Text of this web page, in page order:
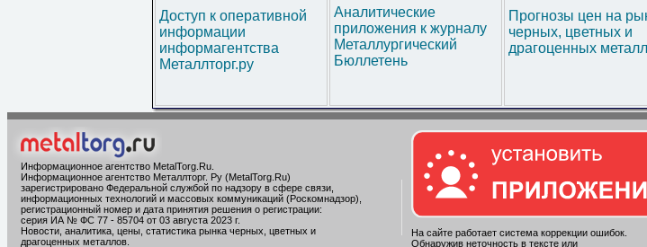
Доступ к оперативной
информации
информагентства
Металлторг.ру
Аналитические
приложения к журналу
Металлургический
Бюллетень
Прогнозы цен на
черных, цветных и
драгоценных
Информационное агентство MetalTorg.Ru
Информационное агентство Металлторг. Ру (MetalTorg.Ru)
зарегистрировано Федеральной службой по надзору в сфере связи,
информационных технологий и массовых коммуникаций (Роскомнадзор),
регистрационный номер и дата принятия решения о регистрации:
серия ИА № ФС 77 - 85704 от 03 августа 2023 г.
Новости, аналитика, цены, статистика рынка черных, цветных и
драгоценных металлов.
На сайте работает система коррекции ошибок.
Обнаружив неточность в тексте или